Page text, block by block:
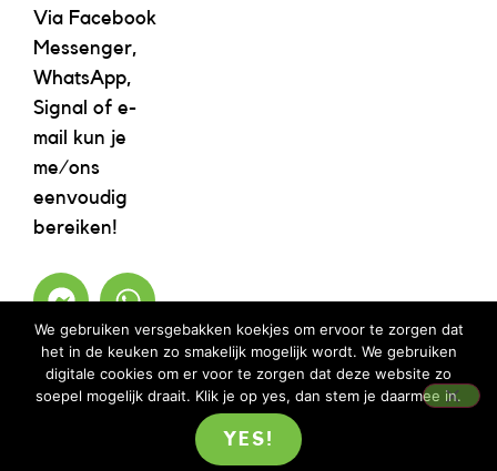
Via Facebook
Messenger,
WhatsApp,
Signal of e-
mail kun je
me/ons
eenvoudig
bereiken!
©2023 REBELICIOUS – ALLE RECHTEN VOORBEHOUDEN | WEBSITE ISM
We gebruiken versgebakken koekjes om ervoor te zorgen dat
het in de keuken zo smakelijk mogelijk wordt. We gebruiken
digitale cookies om er voor te zorgen dat deze website zo
soepel mogelijk draait. Klik je op yes, dan stem je daarmee in.
YES!